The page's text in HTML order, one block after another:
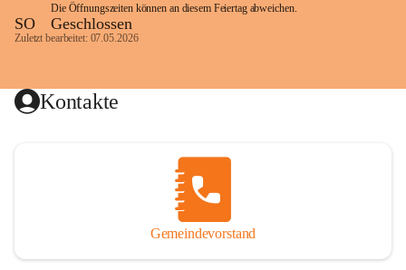
Die Öffnungszeiten können an diesem Feiertag abweichen.
SO Geschlossen
Zuletzt bearbeitet: 07.05.2026
Kontakte
Gemeindevorstand